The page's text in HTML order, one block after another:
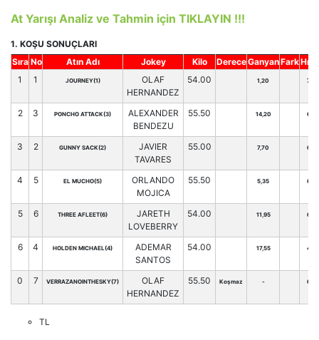
At Yarışı Analiz ve Tahmin için TIKLAYIN !!!
1. KOŞU SONUÇLARI
Sıra No Atın Adı Jokey Kilo DereceGanyanFark
1
1 JOURNEY(1)
OLAF
HERNANDEZ
54.00 1,20 71
2 3 PONCHO ATTACK(3)
ALEXANDER
BENDEZU
55.50 14,20 66
3 2 GUNNY SACK(2)
JAVIER
TAVARES
55.00 7,70 62
4 5 EL MUCHO(5)
ORLANDO
MOJICA
55.50 5,35 66
5 6 THREE AFLEET(6)
JARETH
LOVEBERRY
54.00 11,95 64
6 4 HOLDEN MICHAEL(4)
ADEMAR
SANTOS
54.00 17,55 41
0 7 VERRAZANOINTHESKY(7)
OLAF
HERNANDEZ
55.50 Koşmaz - 69
TL